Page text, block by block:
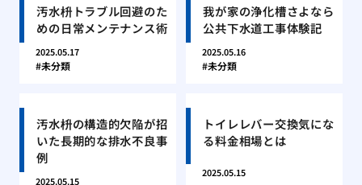
汚水枡トラブル回避のた
めの日常メンテナンス術
2025.05.17
未分類
我が家の浄化槽さよなら
公共下水道工事体験記
2025.05.16
未分類
汚水枡の構造的欠陥が招
いた長期的な排水不良事
例
2025.05.15
トイレレバー交換気にな
る料金相場とは
2025.05.15